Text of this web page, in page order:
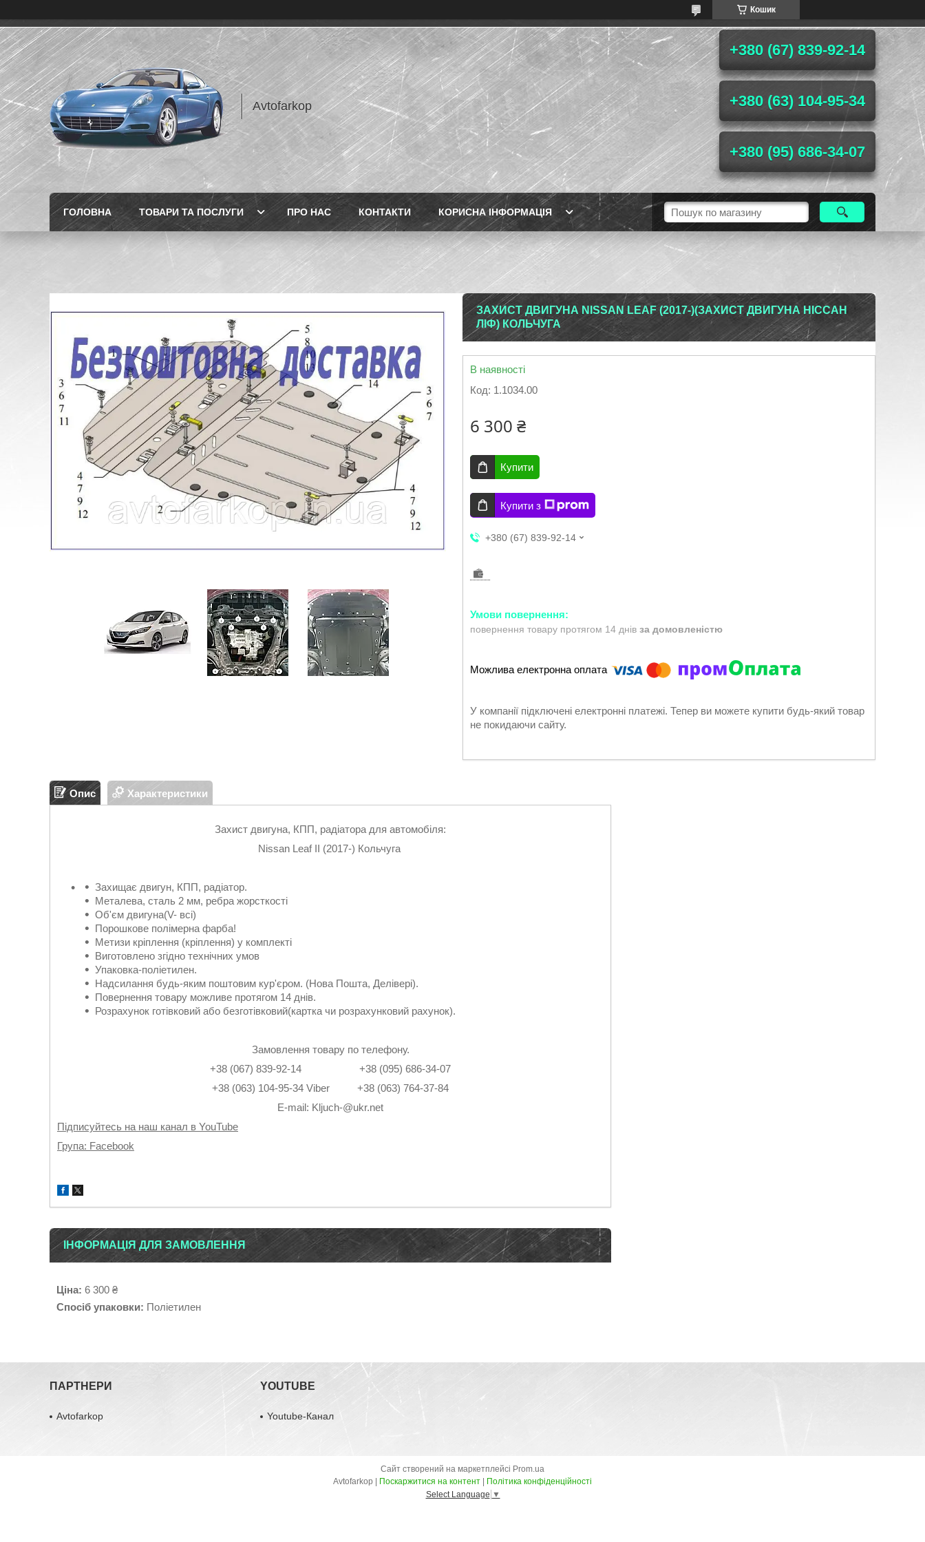
Кошик
Avtofarkop
+380 (67) 839-92-14
+380 (63) 104-95-34
+380 (95) 686-34-07
ГОЛОВНА ТОВАРИ ТА ПОСЛУГИ ПРО НАС КОНТАКТИ КОРИСНА ІНФОРМАЦІЯ
ЗАХИСТ ДВИГУНА NISSAN LEAF (2017-)(ЗАХИСТ ДВИГУНА НІССАН
ЛІФ) КОЛЬЧУГА
В наявності
Код: 1.1034.00
6 300 ₴
Купити
Купити з
+380 (67) 839-92-14
повернення товару протягом 14 днів за домовленістю
У компанії підключені електронні платежі. Тепер ви можете купити будь-який товар
не покидаючи сайту.
Опис Характеристики
Захист двигуна, КПП, радіатора для автомобіля:
Nissan Leaf II (2017-) Кольчуга
Захищає двигун, КПП, радіатор.
Металева, сталь 2 мм, ребра жорсткості
Об'єм двигуна(V- всі)
Порошкове полімерна фарба!
Метизи кріплення (кріплення) у комплекті
Виготовлено згідно технічних умов
Упаковка-поліетилен.
Надсилання будь-яким поштовим кур'єром. (Нова Пошта, Делівері).
Повернення товару можливе протягом 14 днів.
Розрахунок готівковий або безготівковий(картка чи розрахунковий рахунок).
Замовлення товару по телефону.
+38 (067) 839-92-14 +38 (095) 686-34-07
+38 (063) 104-95-34 Viber +38 (063) 764-37-84
Е-mail: Kljuch-@ukr.net
Підписуйтесь на наш канал в YouTube
Група: Facebook
ІНФОРМАЦІЯ ДЛЯ ЗАМОВЛЕННЯ
Ціна: 6 300 ₴
Спосіб упаковки: Поліетилен
ПАРТНЕРИ
Avtofarkop
YOUTUBE
Youtube-Канал
Сайт створений на маркетплейсі Prom.ua
Поскаржитися на контент
Політика конфіденційності
Select Language ▼